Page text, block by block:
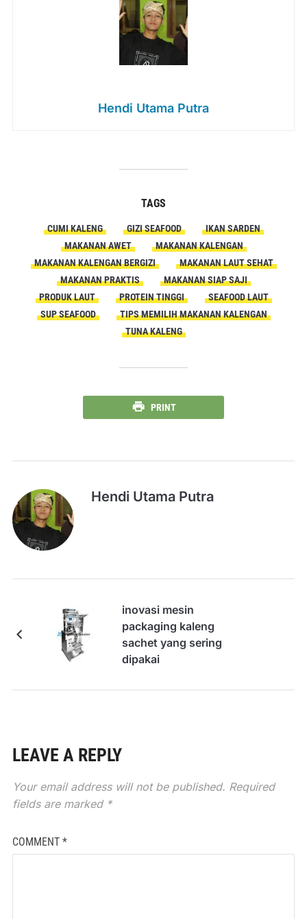
Hendi Utama Putra
TAGS
CUMI KALENG GIZI SEAFOOD
IKAN SARDEN
MAKANAN AWET
MAKANAN KALENGAN
MAKANAN KALENGAN BERGIZI
MAKANAN LAUT SEHAT
MAKANAN PRAKTIS
MAKANAN SIAP SAJI
PRODUK LAUT
PROTEIN TINGGI
SEAFOOD LAUT
SUP SEAFOOD
TIPS MEMILIH MAKANAN KALENGAN
TUNA KALENG
PRINT
Hendi Utama Putra
inovasi mesin
packaging kaleng
sachet yang sering
dipakai
LEAVE A REPLY
Your email address will not be published. Required
fields are marked *
COMMENT *